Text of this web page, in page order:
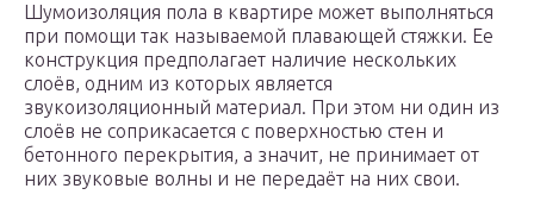
Шумоизоляция пола в квартире может выполняться
при помощи так называемой плавающей стяжки. Ее
конструкция предполагает наличие нескольких
слоёв, одним из которых является
звукоизоляционный материал. При этом ни один из
слоёв не соприкасается с поверхностью стен и
бетонного перекрытия, а значит, не принимает от
них звуковые волны и не передаёт на них свои.